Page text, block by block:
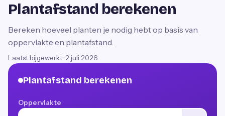
Plantafstand berekenen
Bereken hoeveel planten je nodig hebt op basis van
oppervlakte en plantafstand.
Laatst bijgewerkt: 2 juli 2026
Plantafstand berekenen
Oppervlakte